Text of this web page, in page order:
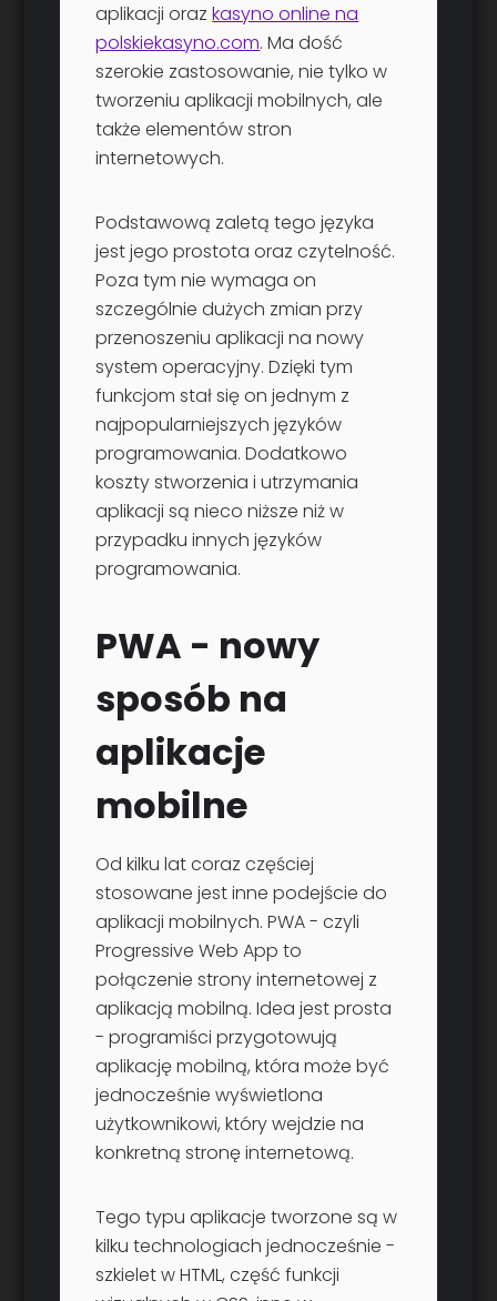
aplikacji orazkasyno online na
polskiekasyno.com. Ma dość
szerokie zastosowanie, nie tylko w
tworzeniu aplikacji mobilnych, ale
także elementów stron
internetowych.
Podstawową zaletą tego języka
jest jego prostota oraz czytelność.
Poza tym nie wymaga on
szczególnie dużych zmian przy
przenoszeniu aplikacji na nowy
system operacyjny. Dzięki tym
funkcjom stał się on jednym z
najpopularniejszych języków
programowania. Dodatkowo
koszty stworzenia i utrzymania
aplikacji są nieco niższe niż w
przypadku innych języków
programowania.
PWA - nowy
sposób na
aplikacje
mobilne
Od kilku lat coraz częściej
stosowane jest inne podejście do
aplikacji mobilnych. PWA - czyli
Progressive Web App to
połączenie strony internetowej z
aplikacją mobilną. Idea jest prosta
- programiści przygotowują
aplikację mobilną, która może być
jednocześnie wyświetlona
użytkownikowi, który wejdzie na
konkretną stronę internetową.
Tego typu aplikacje tworzone są w
kilku technologiach jednocześnie -
szkielet w HTML, część funkcji